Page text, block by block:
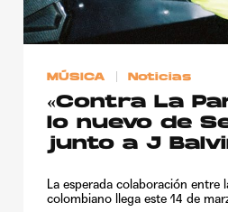
Publicidad
Contacto
Aviso Legal
© 2015-2022 UMOMAG. PROPIEDAD
DERECHOS
MÚSICA Noticias
«Contra La
lo nuevo de
junto a J
La esperada colaboración entre
colombiano llega este 14 de